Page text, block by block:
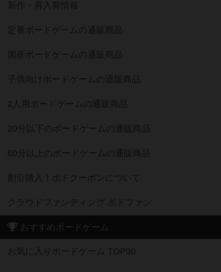
新作・再入荷情報
定番ボードゲームの通販商品
国産ボードゲームの通販商品
子供向けボードゲームの通販商品
2人用ボードゲームの通販商品
20分以下のボードゲームの通販商品
60分以上のボードゲームの通販商品
割引購入！ボドクーポンについて
クラウドファンディング ボドファン
おすすめボードゲーム
お気に入りボードゲーム TOP50